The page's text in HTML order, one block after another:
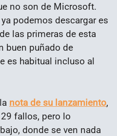
no son de Microsoft.
podemos descargar es
las primeras de esta
buen puñado de
es habitual incluso al
nota de su lanzamiento,
fallos, pero lo
donde se ven nada